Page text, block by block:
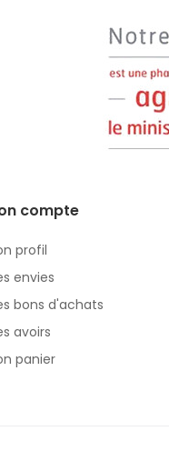
compte
profil
envies
bons d'achats
avoirs
panier